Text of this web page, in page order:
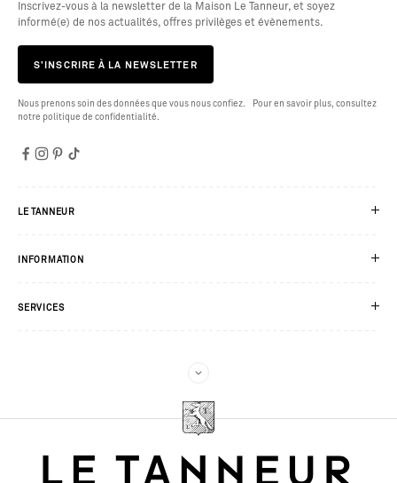
Inscrivez-vous à la newsletter de la Maison Le Tanneur, et soyez
informé(e) de nos actualités, offres privilèges et évènements.
S’INSCRIRE À LA NEWSLETTER
Nous prenons soin des données que vous nous confiez. Pour en savoir plus, consultez
notre politique de confidentialité.
LE TANNEUR
INFORMATION
SERVICES